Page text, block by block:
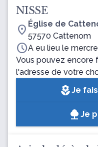
NISSE
location_on Église de
57570 Cattenom
scheduleA eu lieu le
Vous pouvez encore
l'adresse de votre
local_floristJe
Je